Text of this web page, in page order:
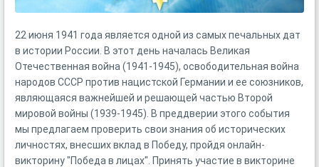
22 июня 1941 года является одной из самых печальных дат
в истории России. В этот день началась Великая
Отечественная война (1941-1945), освободительная война
народов СССР против нацистской Германии и ее союзников,
являющаяся важнейшей и решающей частью Второй
мировой войны (1939-1945). В преддверии этого события
мы предлагаем проверить свои знания об исторических
личностях, внесших вклад в Победу, пройдя онлайн-
викторину "Победа в лицах". Принять участие в викторине